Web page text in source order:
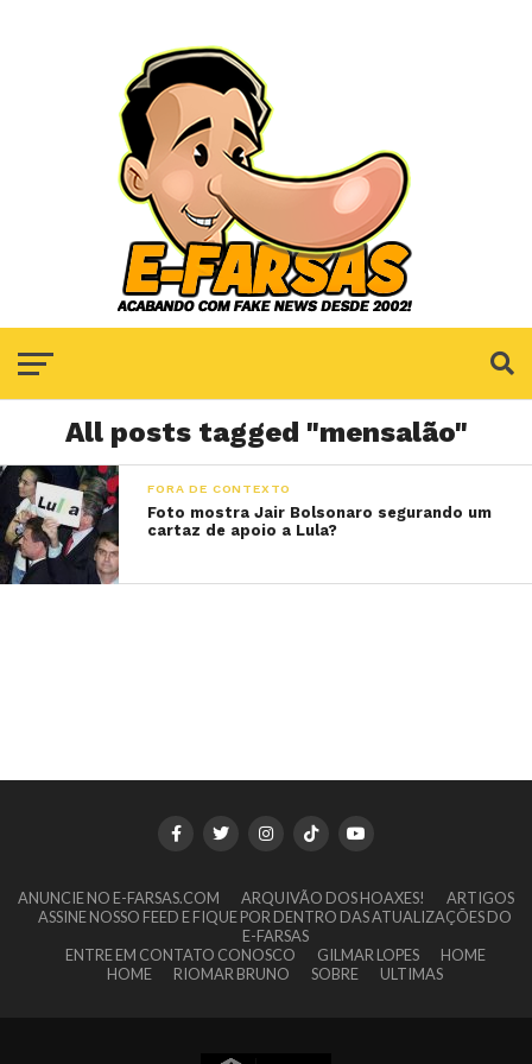
All posts tagged "mensalão"
FORA DE CONTEXTO
Foto mostra Jair Bolsonaro segurando um
cartaz de apoio a Lula?
ANUNCIE NO E-FARSAS.COM ARQUIVÃO DOS HOAXES!
ARTIGOS
ASSINE NOSSO FEED E FIQUE POR DENTRO DAS ATUALIZAÇÕES DO
E-FARSAS
ENTRE EM CONTATO CONOSCO
GILMAR LOPES
HOME
HOME
RIOMAR BRUNO SOBRE ULTIMAS